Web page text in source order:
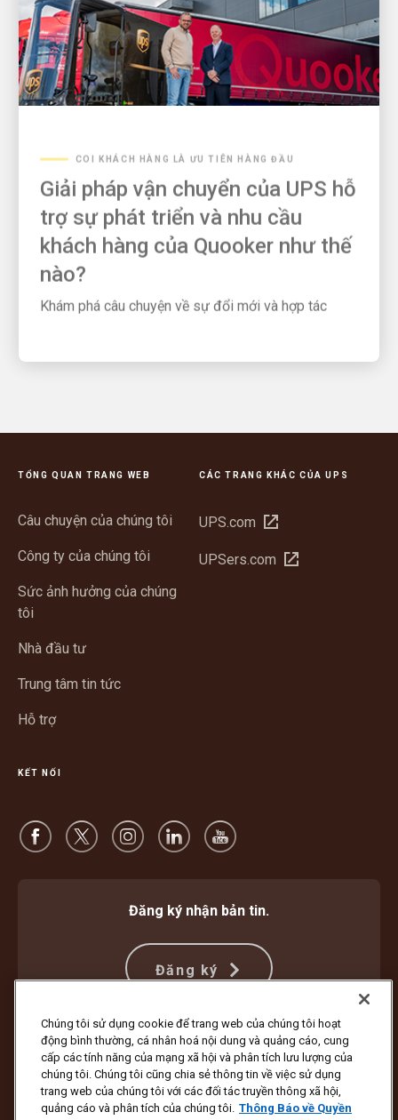
Giải pháp vận chuyển của UPS hỗ
trợ sự phát triển và nhu cầu
khách hàng của Quooker như thế
nào?
TỔNG QUAN TRANG WEB
Câu chuyện của chúng tôi
Công ty của chúng tôi
Sức ảnh hưởng của chúng
tôi
Nhà đầu tư
Trung tâm tin tức
Hỗ trợ
CÁC TRANG KHÁC CỦA UPS
UPS.com Mở
cửa
UPSers.com Mở
KẾT NỐI
Đăng ký nhận bản tin.
Đăng ký
Bảo vệ Chống Lừa đảo
Điều khoản và Điều kiện
Điều Khoản Sử Dụng Trang Web
Thông Báo về Quyền Riêng Tư
Cài đặt Cookie
Bản quyền ©1994 - 2026 United Parcel Service of America, Inc. Bảo lưu
Chúng tôi sử dụng cookie để trang web của chúng tôi hoạt
động bình thường, cá nhân hoá nội dung và quảng cáo, cung
cấp các tính năng của mạng xã hội và phân tích lưu lượng của
chúng tôi. Chúng tôi cũng chia sẻ thông tin về việc sử dụng
trang web của chúng tôi với các đối tác truyền thông xã hội,
quảng cáo và phân tích của chúng tôi. Thông Báo về Quyền